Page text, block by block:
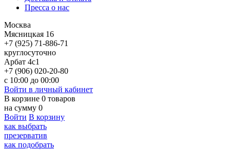
Пресса о нас
Москва
Мясницкая 16
+7 (925) 71-886-71
круглосуточно
Арбат 4с1
+7 (906) 020-20-80
с 10:00 до 00:00
Войти в личный кабинет
В корзине 0 товаров
на сумму 0
Войти В корзину
как выбрать
презерватив
как подобрать